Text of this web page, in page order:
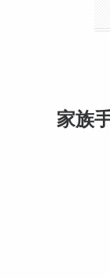
家族